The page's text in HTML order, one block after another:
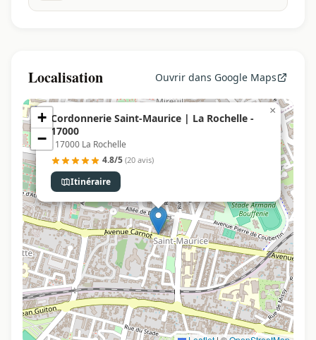
Localisation Ouvrir dans Google Maps
Cordonnerie Saint-Maurice | La Rochelle -
17000
, 17000 La Rochelle
4.8/5 (20 avis)
Itinéraire
×
+
−